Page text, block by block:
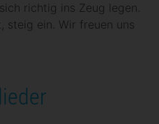
richtig ins Zeug legen.
steig ein. Wir freuen uns